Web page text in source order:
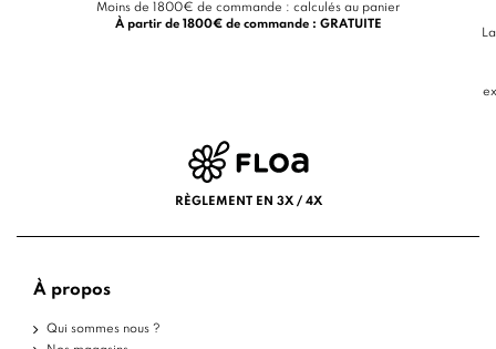
Moins de 1800€ de commande : calculés au panier
À partir de 1800€ de commande : GRATUITE
RÈGLEMENT EN 3X / 4X
À propos
Qui sommes nous ?